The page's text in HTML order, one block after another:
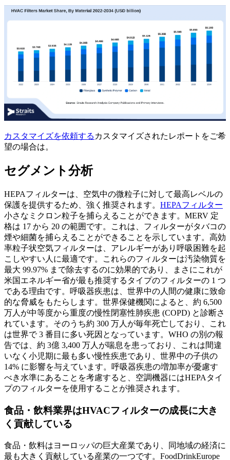
カスタマイズを依頼する カスタマイズされたレポートをご希
望の場合は。
セグメント分析
HEPAフィルターは、空気中の微粒子に対して最高レベルの
保護を提供するため、強く推奨されます。 HEPAフィルター
小さなミクロン粒子を捕らえることができます。MERV 定
格は 17 から 20 の範囲です。これは、フィルターがタバコの
煙や細菌を捕らえることができることを示しています。高効
率粒子状空気フィルターは、アレルギーがあり呼吸困難を起
こしやすい人に最適です。これらのフィルターは汚染物質を
最大 99.97% まで除去するのに効果的であり、まさにこれが
米国エネルギー省が最も推奨するタイプのフィルターの 1 つ
である理由です。呼吸器疾患は、世界中の人間の健康に致命
的な脅威をもたらします。世界保健機関によると、約 6,500
万人が中等度から重度の慢性閉塞性肺疾患 (COPD) と診断さ
れています。そのうち約 300 万人が毎年死亡しており、これ
は世界で 3 番目に多い死因となっています。WHO の別の報
告では、約 3億 3,400 万人が喘息を患っており、これは間違
いなく小児期に最も多い慢性疾患であり、世界中の子供の
14% に影響を与えています。呼吸器疾患の増加率が憂慮す
べき水準にあることを考慮すると、空調機器にはHEPAタイ
プのフィルターを使用することが推奨されます。
食品・飲料業界はHVACフィルターの成長に大き
く貢献している
食品・飲料はヨーロッパの巨大産業であり、同地域の経済に
最も大きく貢献している産業の一つです。FoodDrinkEurope